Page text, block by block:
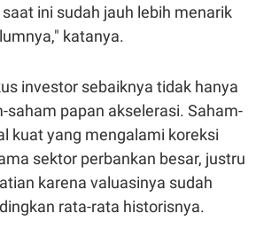
ini sudah jauh lebih menarik
katanya.
investor sebaiknya tidak hanya
saham papan akselerasi. Saham-
kuat yang mengalami koreksi
sektor perbankan besar, justru
karena valuasinya sudah
rata-rata historisnya.